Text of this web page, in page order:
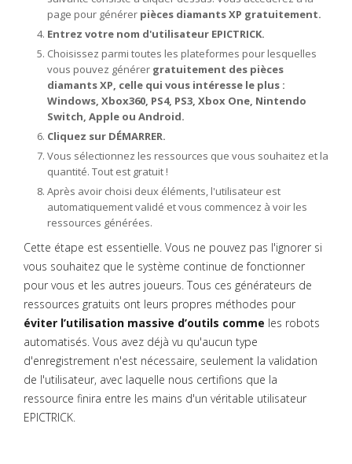
page pour générer pièces diamants XP gratuitement.
Entrez votre nom d'utilisateur EPICTRICK.
Choisissez parmi toutes les plateformes pour lesquelles
vous pouvez générer gratuitement des pièces
diamants XP, celle qui vous intéresse le plus :
Windows, Xbox360, PS4, PS3, Xbox One, Nintendo
Switch, Apple ou Android.
Cliquez sur DÉMARRER.
Vous sélectionnez les ressources que vous souhaitez et la
quantité. Tout est gratuit !
Après avoir choisi deux éléments, l'utilisateur est
automatiquement validé et vous commencez à voir les
ressources générées.
Cette étape est essentielle. Vous ne pouvez pas l'ignorer si
vous souhaitez que le système continue de fonctionner
pour vous et les autres joueurs. Tous ces générateurs de
ressources gratuits ont leurs propres méthodes pour
éviter l’utilisation massive d’outils comme les robots
automatisés. Vous avez déjà vu qu'aucun type
d'enregistrement n'est nécessaire, seulement la validation
de l'utilisateur, avec laquelle nous certifions que la
ressource finira entre les mains d'un véritable utilisateur
EPICTRICK.